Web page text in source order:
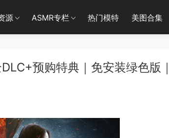
源 ASMR专栏 热门模特 美图合集
预购特典｜免安装绿色版